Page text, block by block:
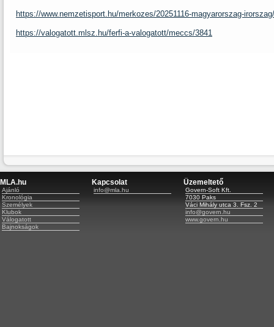
https://www.nemzetisport.hu/merkozes/20251116-magyarorszag-
https://valogatott.mlsz.hu/ferfi-a-valogatott/meccs/3841
MLA.hu
Ajánló
Kronológia
Személyek
Klubok
Válogatott
Bajnokságok
Kapcsolat
info@mla.hu
Üzemeltető
Govern-Soft Kft.
7030 Paks
Váci Mihály utca 3. Fsz. 2
info@govern.hu
www.govern.hu